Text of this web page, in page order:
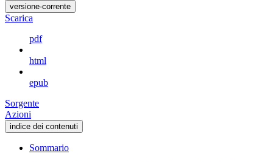
versione-corrente
Scarica
pdf
html
epub
Sorgente
Azioni
indice dei contenuti
Sommario